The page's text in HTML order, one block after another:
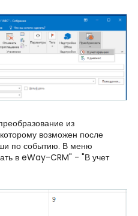
из
возможен после
по событию. В меню
в eWay-CRM" - "В учет